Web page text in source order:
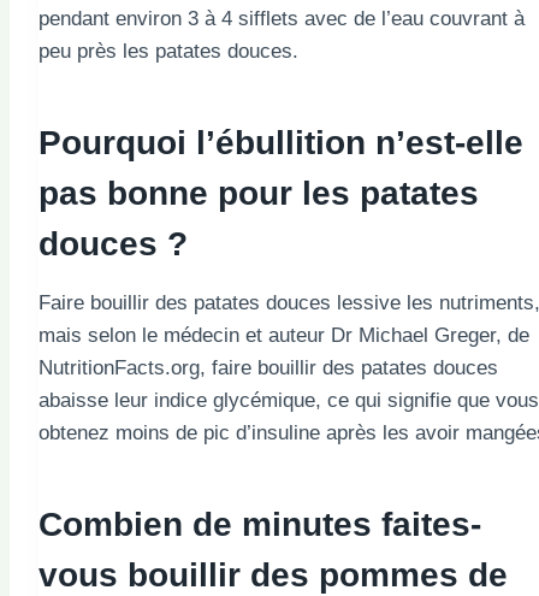
pendant environ 3 à 4 sifflets avec de l’eau couvrant à
peu près les patates douces.
Pourquoi l’ébullition n’est-elle
pas bonne pour les patates
douces ?
Faire bouillir des patates douces lessive les nutriments,
mais selon le médecin et auteur Dr Michael Greger, de
NutritionFacts.org, faire bouillir des patates douces
abaisse leur indice glycémique, ce qui signifie que vous
obtenez moins de pic d’insuline après les avoir
Combien de minutes faites-
vous bouillir des pommes de